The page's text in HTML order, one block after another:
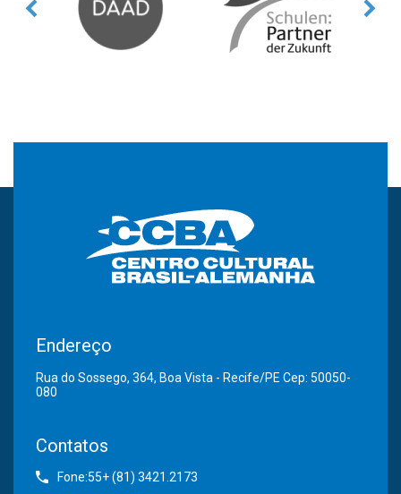
Endereço
Rua do Sossego, 364, Boa Vista - Recife/PE Cep: 50050-
080
Contatos
Fone:55+ (81) 3421.2173